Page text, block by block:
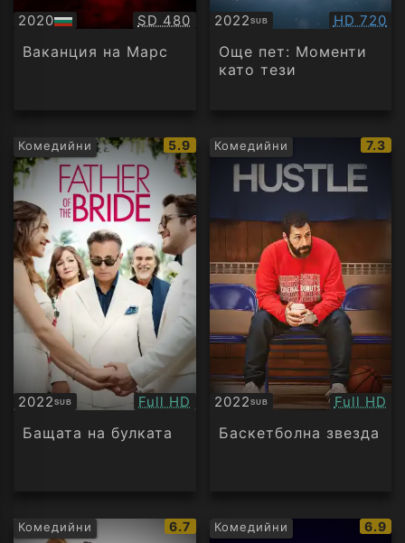
2020
БГ
аудио
Качество:
SD 480
Ваканция на Марс
2022SUB
Субтитри HD 720
Още пет: Моменти
като тези
Комедийни
IMDb
рейтинг:
5.9
2022SUB
Субтитри Качество:
Full HD
Бащата на булката
Комедийни
IMDb
7.3
2022SUB
Субтитри Full HD
Баскетболна звезда
Комедийни
IMDb
6.7 Комедийни
IMDb
6.9